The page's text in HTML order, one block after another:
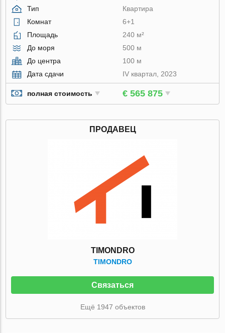
Тип
Квартира
Комнат
6+1
Площадь
240 м²
До моря
500 м
До центра
100 м
Дата сдачи
IV квартал, 2023
полная стоимость € 565 875
ПРОДАВЕЦ
TIMONDRO
TIMONDRO
Связаться
Ещё 1947 объектов